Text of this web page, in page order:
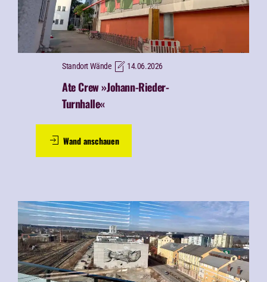
Standort Wände 14.06.2026
Ate Crew »Johann-Rieder-
Turnhalle«
Wand anschauen